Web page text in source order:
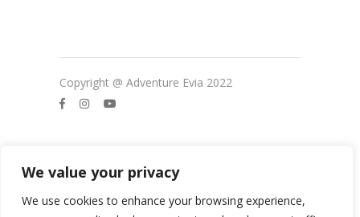
We value your privacy
We use cookies to enhance your browsing experience,
Copyright @ Adventure Evia 2022